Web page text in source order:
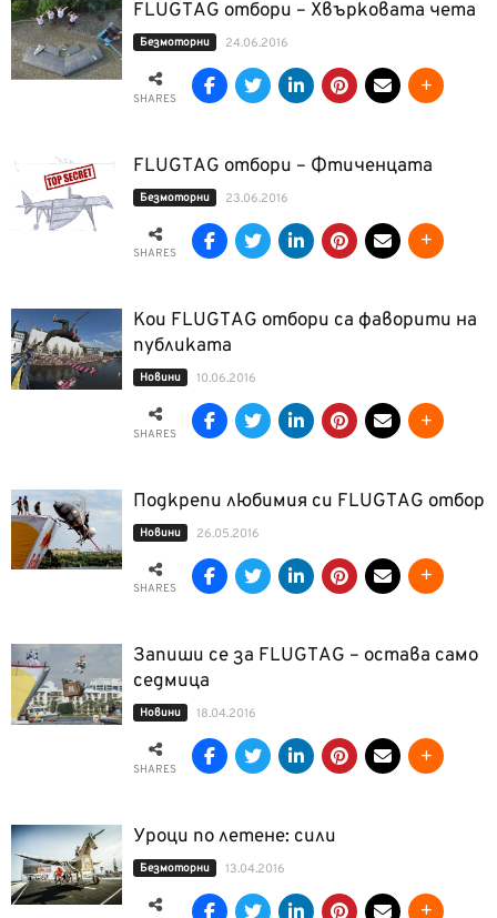
FLUGTAG отбори – Хвърковата чета
Безмоторни 24.06.2016
SHARES
FLUGTAG отбори – Фтиченцата
Безмоторни 23.06.2016
SHARES
Кои FLUGTAG отбори сa фаворити на
публиката
Новини 10.06.2016
SHARES
Подкрепи любимия си FLUGTAG отбор
Новини 26.05.2016
SHARES
Запиши се за FLUGTAG – остава само
седмица
Новини 18.04.2016
SHARES
Уроци по летене: сили
Безмоторни 13.04.2016